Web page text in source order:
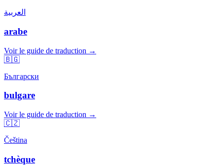
العربية
arabe
Voir le guide de traduction →
🇧🇬
Български
bulgare
Voir le guide de traduction →
🇨🇿
Čeština
tchèque